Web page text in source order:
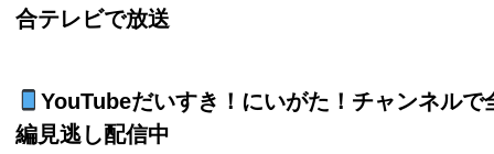
合テレビで放送
YouTubeだいすき！にいがた！チャンネルで
編見逃し配信中